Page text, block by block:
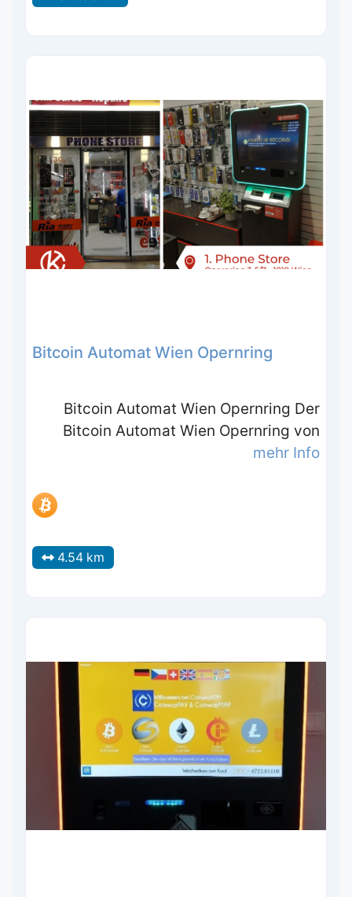
Bitcoin Automat Wien Opernring
Bitcoin Automat Wien Opernring Der
Bitcoin Automat Wien Opernring von
mehr Info
4.54 km